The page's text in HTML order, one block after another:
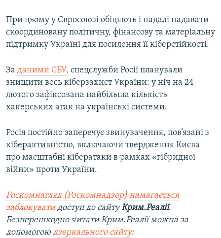
При цьому у Євросоюзі обіцяють і надалі надавати
скоординовану політичну, фінансову та матеріальну
підтримку Україні для посилення її кіберстійкості.
За даними СБУ, спецслужби Росії планували
знищити весь кіберзахист України: у ніч на 24
лютого зафіксована найбільша кількість
хакерських атак на українські системи.
Росія постійно заперечує звинувачення, пов’язані з
кіберактивністю, включаючи твердження Києва
про масштабні кібератаки в рамках «гібридної
війни» проти України.
Роскомнагляд (Роскомнадзор) намагається
заблокуватидоступ до сайтуКрим.Реалії.
Безперешкодно читати Крим.Реалії можна за
допомогою дзеркального сайту: